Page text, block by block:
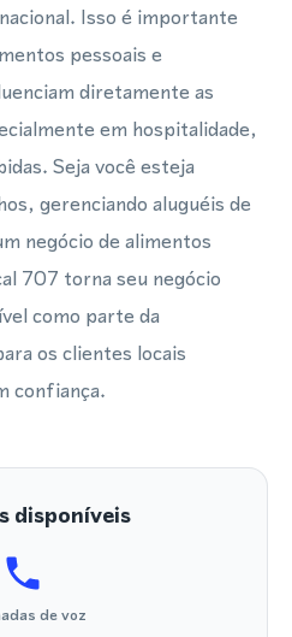
Isso é importante
pessoais e
diretamente as
em hospitalidade,
Seja você esteja
gerenciando aluguéis de
negócio de alimentos
707 torna seu negócio
como parte da
os clientes locais
confiança.
disponíveis
de voz